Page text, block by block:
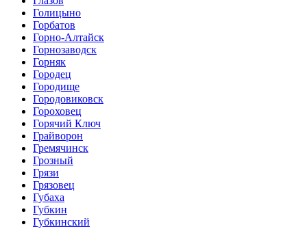
Голицыно
Горбатов
Горно-Алтайск
Горнозаводск
Горняк
Городец
Городище
Городовиковск
Гороховец
Горячий Ключ
Грайворон
Гремячинск
Грозный
Грязи
Грязовец
Губаха
Губкин
Губкинский